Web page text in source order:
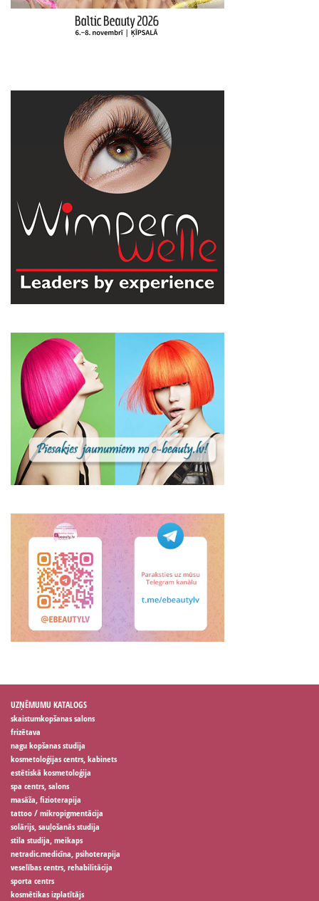
UZŅĒMUMU KATALOGS
skaistumkopšanas salons
frizētava
nagu kopšanas studija
kosmetoloģijas centrs, kabinets
estētiskā kosmetoloģija
spa centrs, salons
masāža, fizioterapija
tattoo / mikropigmentācija
solārijs, sauļošanās studija
stila studija, meikaps
netradic.medicīna, psihoterapija
veselības centrs, rehabilitācija
sporta centrs
kosmētikas izplatītājs